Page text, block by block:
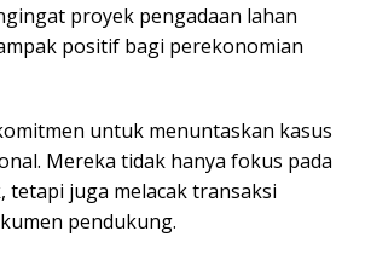
proyek pengadaan lahan
positif bagi perekonomian
untuk menuntaskan kasus
Mereka tidak hanya fokus pada
tetapi juga melacak transaksi
pendukung.